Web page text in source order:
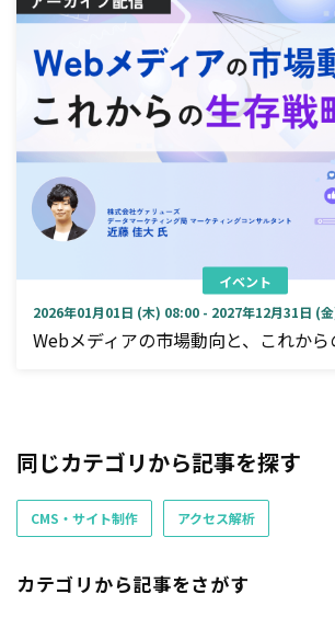
イベント
2026年01月01日 (木) 08:00 - 2027年12月31日 (
Webメディアの市場動向と、これか
同じカテゴリから記事を探す
CMS・サイト制作 アクセス解析
カテゴリから記事をさがす